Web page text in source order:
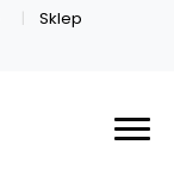
Sklep